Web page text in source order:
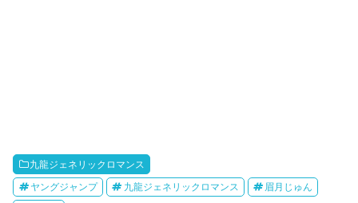
九龍ジェネリックロマンス
ヤングジャンプ 九龍ジェネリックロマンス 眉月じゅん